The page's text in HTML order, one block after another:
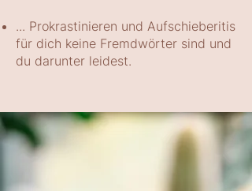
... Prokrastinieren und Aufschieberitis
für dich keine Fremdwörter sind und
du darunter leidest.